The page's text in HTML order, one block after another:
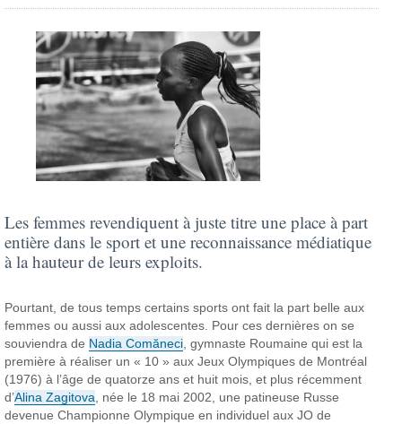
Les femmes revendiquent à juste titre une place à part
entière dans le sport et une reconnaissance médiatique
à la hauteur de leurs exploits.
Pourtant, de tous temps certains sports ont fait la part belle aux
femmes ou aussi aux adolescentes. Pour ces dernières on se
souviendra de Nadia Comăneci , gymnaste Roumaine qui est la
première à réaliser un « 10 » aux Jeux Olympiques de Montréal
(1976) à l’âge de quatorze ans et huit mois, et plus récemment
d’Alina Zagitova , née le 18 mai 2002, une patineuse Russe
devenue Championne Olympique en individuel aux JO de